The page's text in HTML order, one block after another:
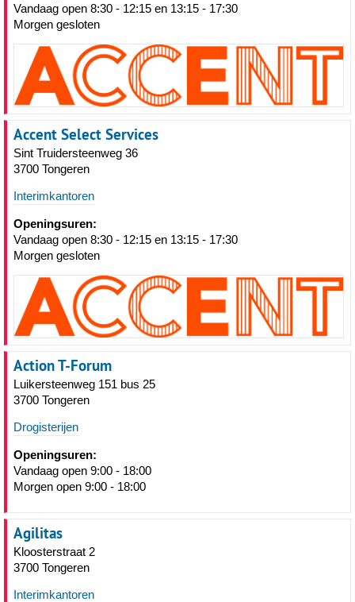
Vandaag open 8:30 - 12:15 en 13:15 - 17:30
Morgen gesloten
Accent Select Services
Sint Truidersteenweg 36
3700 Tongeren
Interimkantoren
Openingsuren:
Vandaag open 8:30 - 12:15 en 13:15 - 17:30
Morgen gesloten
Action T-Forum
Luikersteenweg 151 bus 25
3700 Tongeren
Drogisterijen
Openingsuren:
Vandaag open 9:00 - 18:00
Morgen open 9:00 - 18:00
Agilitas
Kloosterstraat 2
3700 Tongeren
Interimkantoren